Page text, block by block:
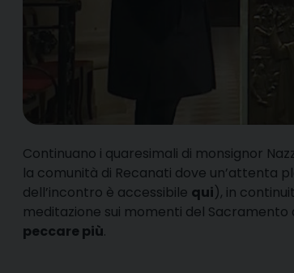
Continuano i quaresimali di monsignor
la comunità di Recanati dove un’attenta
dell’incontro è accessibile qui), in
meditazione sui momenti del
peccare più.